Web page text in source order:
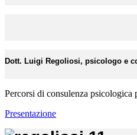
Dott. Luigi Regoliosi, psicologo e
Percorsi di consulenza
Presentazione